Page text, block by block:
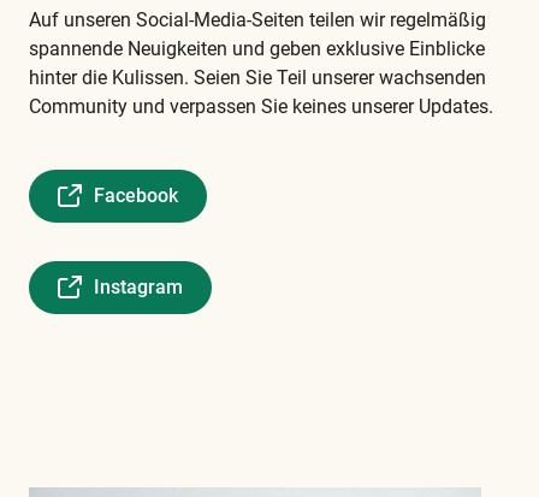
Auf unseren Social-Media-Seiten teilen wir regelmäßig
spannende Neuigkeiten und geben exklusive Einblicke
hinter die Kulissen. Seien Sie Teil unserer wachsenden
Community und verpassen Sie keines unserer Updates.
Facebook
Instagram
Begriffe